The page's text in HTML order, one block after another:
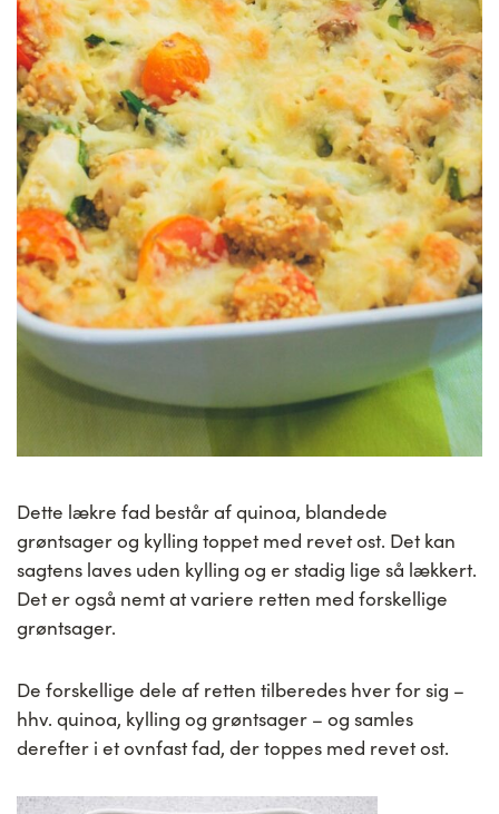
Dette lækre fad består af quinoa, blandede
grøntsager og kylling toppet med revet ost. Det kan
sagtens laves uden kylling og er stadig lige så lækkert.
Det er også nemt at variere retten med forskellige
grøntsager.
De forskellige dele af retten tilberedes hver for sig –
hhv. quinoa, kylling og grøntsager – og samles
derefter i et ovnfast fad, der toppes med revet ost.